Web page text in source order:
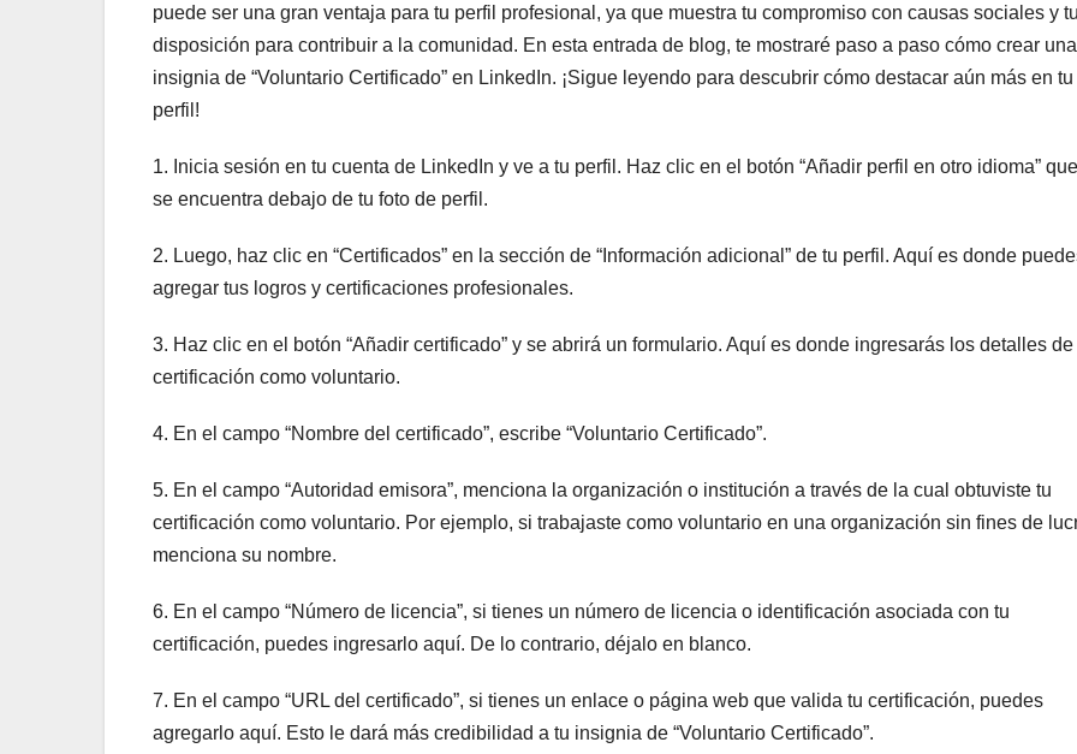
puede ser una gran ventaja para tu perfil profesional, ya que muestra tu compromiso con causas sociales y
disposición para contribuir a la comunidad. En esta entrada de blog, te mostraré paso a paso cómo crear una
insignia de “Voluntario Certificado” en LinkedIn. ¡Sigue leyendo para descubrir cómo destacar aún más en tu
perfil!
1. Inicia sesión en tu cuenta de LinkedIn y ve a tu perfil. Haz clic en el botón “Añadir perfil en otro idioma” que
se encuentra debajo de tu foto de perfil.
2. Luego, haz clic en “Certificados” en la sección de “Información adicional” de tu perfil. Aquí es donde
agregar tus logros y certificaciones profesionales.
3. Haz clic en el botón “Añadir certificado” y se abrirá un formulario. Aquí es donde ingresarás los detalles de
certificación como voluntario.
4. En el campo “Nombre del certificado”, escribe “Voluntario Certificado”.
5. En el campo “Autoridad emisora”, menciona la organización o institución a través de la cual obtuviste tu
certificación como voluntario. Por ejemplo, si trabajaste como voluntario en una organización sin fines de
menciona su nombre.
6. En el campo “Número de licencia”, si tienes un número de licencia o identificación asociada con tu
certificación, puedes ingresarlo aquí. De lo contrario, déjalo en blanco.
7. En el campo “URL del certificado”, si tienes un enlace o página web que valida tu certificación, puedes
agregarlo aquí. Esto le dará más credibilidad a tu insignia de “Voluntario Certificado”.